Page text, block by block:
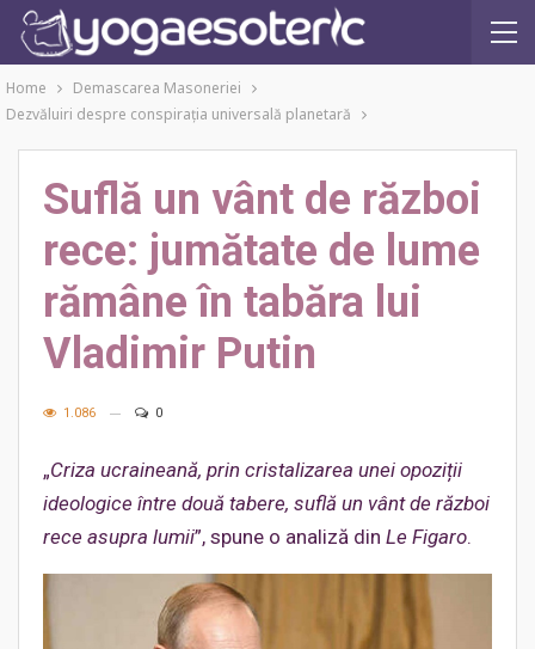
Home
Demascarea Masoneriei
Dezvăluiri despre conspiraţia universală planetară
Suflă un vânt de război
rece: jumătate de lume
rămâne în tabăra lui
Vladimir Putin
1.086 0
„Criza ucraineană, prin cristalizarea unei opoziții
ideologice între două tabere, suflă un vânt de război
rece asupra lumii”, spune o analiză din Le Figaro.